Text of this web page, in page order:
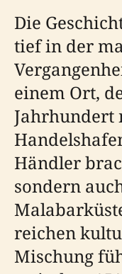
Die
tief in der
einem Ort,
Jahrhundert
Händler
sondern
reichen
Mischung